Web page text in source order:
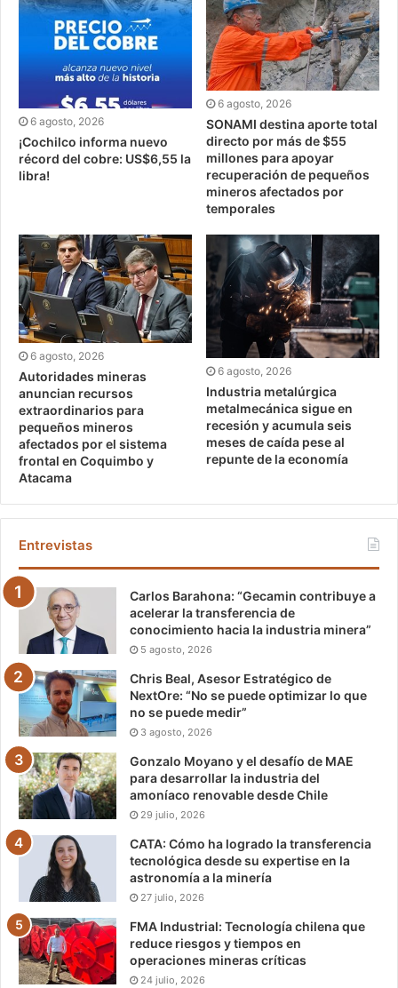
6 agosto, 2026
¡Cochilco informa nuevo
récord del cobre: US$6,55 la
libra!
6 agosto, 2026
SONAMI destina aporte total
directo por más de $55
millones para apoyar
recuperación de pequeños
mineros afectados por
temporales
6 agosto, 2026
Autoridades mineras
anuncian recursos
extraordinarios para
pequeños mineros
afectados por el sistema
frontal en Coquimbo y
Atacama
6 agosto, 2026
Industria metalúrgica
metalmecánica sigue en
recesión y acumula seis
meses de caída pese al
repunte de la economía
Entrevistas
Carlos Barahona: “Gecamin contribuye a
acelerar la transferencia de
conocimiento hacia la industria minera”
5 agosto, 2026
Chris Beal, Asesor Estratégico de
NextOre: “No se puede optimizar lo que
no se puede medir”
3 agosto, 2026
Gonzalo Moyano y el desafío de MAE
para desarrollar la industria del
amoníaco renovable desde Chile
29 julio, 2026
CATA: Cómo ha logrado la transferencia
tecnológica desde su expertise en la
astronomía a la minería
27 julio, 2026
FMA Industrial: Tecnología chilena que
reduce riesgos y tiempos en
operaciones mineras críticas
24 julio, 2026